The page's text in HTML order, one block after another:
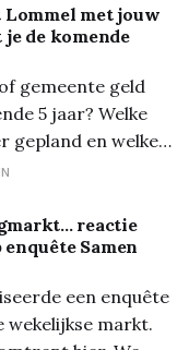
kwamen heel
opdagen. Als
van
en prominent
Lommel met jouw
de komende
gemeente geld
5 jaar? Welke
gepland en welke
NWS bekeek de
hebben ingediend.
overzicht van dat
specifiek
reactie
Samen
een enquête
wekelijkse markt.